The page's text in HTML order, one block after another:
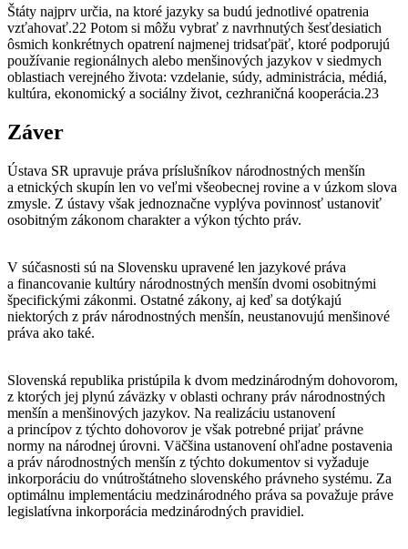
Štáty najprv určia, na ktoré jazyky sa budú jednotlivé opatrenia
vzťahovať.22 Potom si môžu vybrať z navrhnutých šesťdesiatich
ôsmich konkrétnych opatrení najmenej tridsaťpäť, ktoré podporujú
používanie regionálnych alebo menšinových jazykov v siedmych
oblastiach verejného života: vzdelanie, súdy, administrácia, médiá,
kultúra, ekonomický a sociálny život, cezhraničná kooperácia.23
Záver
Ústava SR upravuje práva príslušníkov národnostných menšín
a etnických skupín len vo veľmi všeobecnej rovine a v úzkom slova
zmysle. Z ústavy však jednoznačne vyplýva povinnosť ustanoviť
osobitným zákonom charakter a výkon týchto práv.
V súčasnosti sú na Slovensku upravené len jazykové práva
a financovanie kultúry národnostných menšín dvomi osobitnými
špecifickými zákonmi. Ostatné zákony, aj keď sa dotýkajú
niektorých z práv národnostných menšín, neustanovujú menšinové
práva ako také.
Slovenská republika pristúpila k dvom medzinárodným dohovorom,
z ktorých jej plynú záväzky v oblasti ochrany práv národnostných
menšín a menšinových jazykov. Na realizáciu ustanovení
a princípov z týchto dohovorov je však potrebné prijať právne
normy na národnej úrovni. Väčšina ustanovení ohľadne postavenia
a práv národnostných menšín z týchto dokumentov si vyžaduje
inkorporáciu do vnútroštátneho slovenského právneho systému. Za
optimálnu implementáciu medzinárodného práva sa považuje práve
legislatívna inkorporácia medzinárodných pravidiel.